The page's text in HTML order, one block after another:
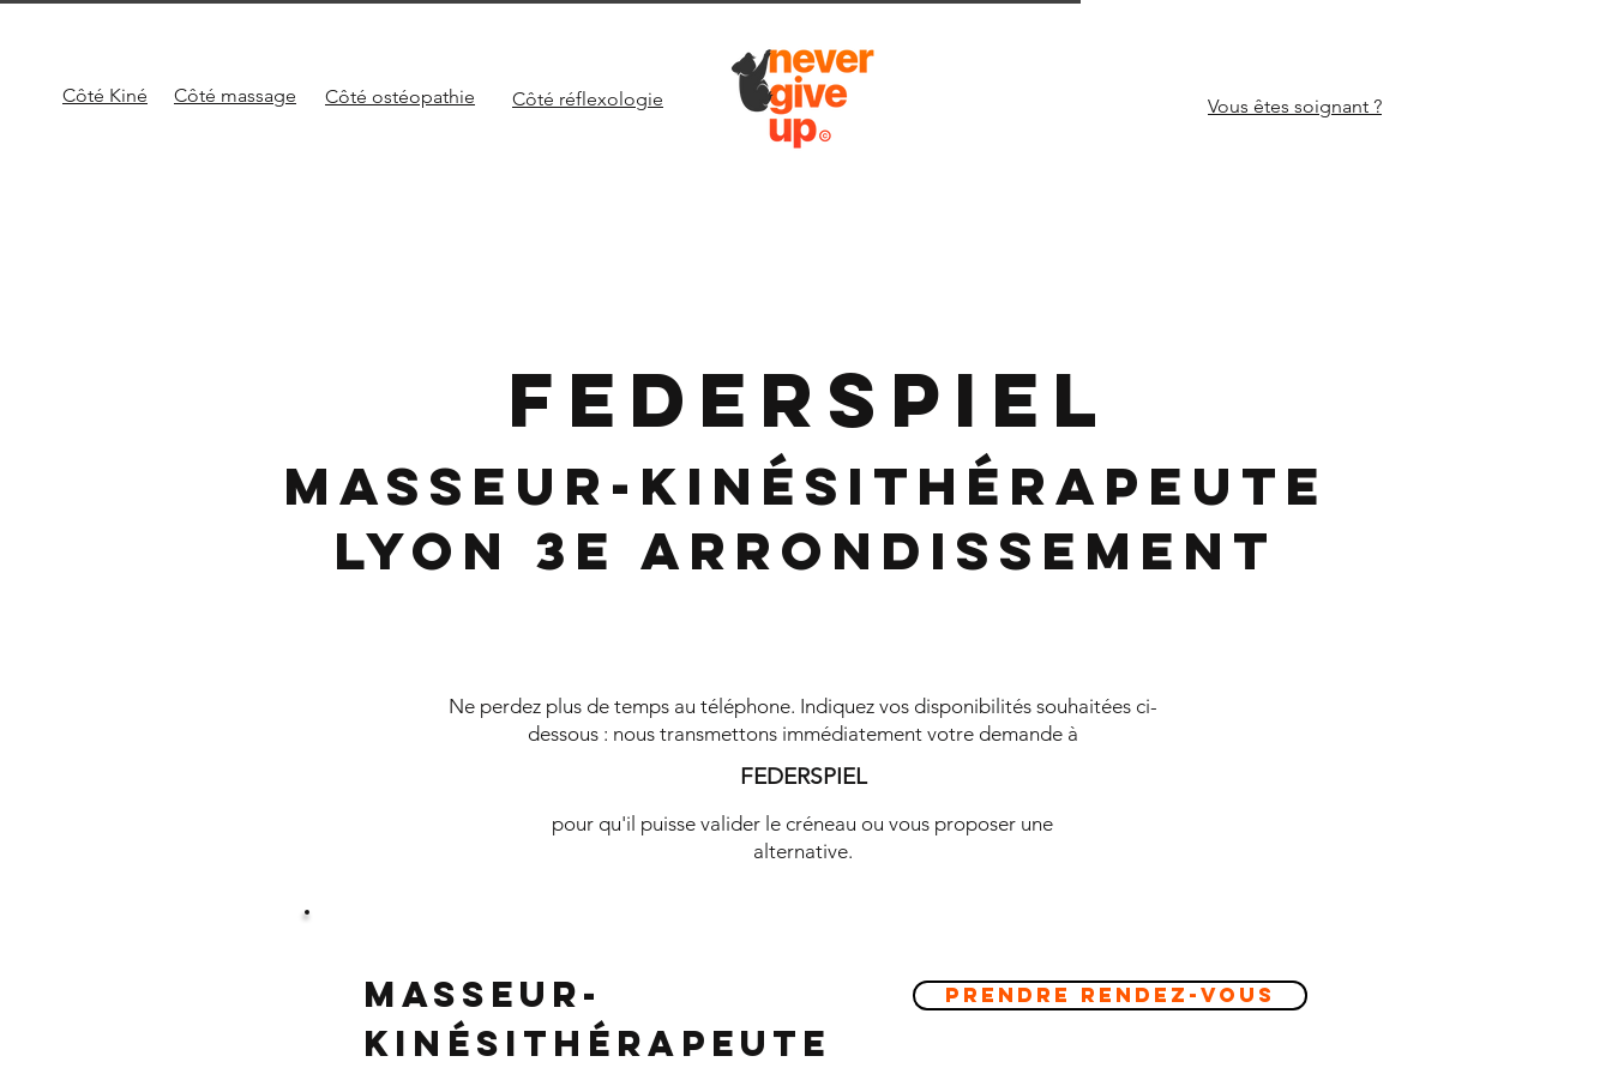
Côté massage Côté ostéopathie Côté réflexologie
Côté Kiné Vous êtes soignant ?
FEDERSPIEL
Masseur-Kinésithérapeute
Lyon 3e Arrondissement
Ne perdez plus de temps au téléphone. Indiquez vos disponibilités souhaitées ci-
dessous : nous transmettons immédiatement votre demande à
FEDERSPIEL
pour qu'il puisse valider le créneau ou vous proposer une
alternative.
Prendre Rendez-vous
Masseur-
Kinésithérapeute